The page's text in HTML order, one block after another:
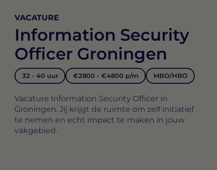
VACATURE
Information Security
Officer Groningen
32 - 40 uur €2800 - €4800 p/m MBO/HBO
Vacature Information Security Officer in
Groningen. Jij krijgt de ruimte om zelf initiatief
te nemen en echt impact te maken in jouw
vakgebied.